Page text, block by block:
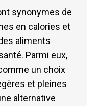
synonymes de
en calories et
aliments
Parmi eux,
un choix
et pleines
alternative